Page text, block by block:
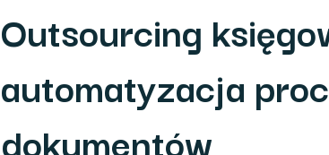
Outsourcing
automatyzacja
dokumentów